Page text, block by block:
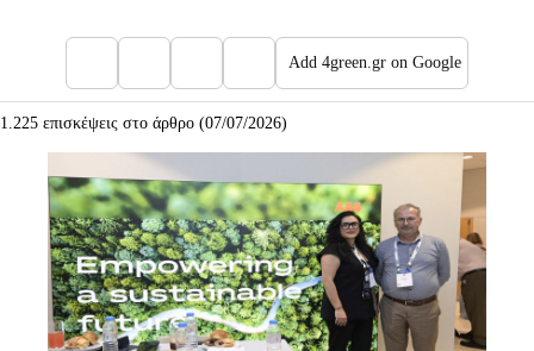
Add 4green.gr on Google
1.225 επισκέψεις στο άρθρο (07/07/2026)